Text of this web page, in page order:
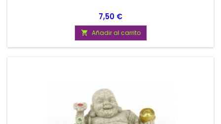
Precio
7,50 €
 Añadir al carrito